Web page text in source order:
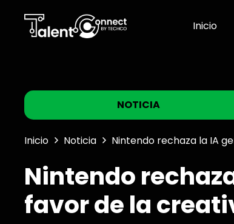
Inicio
NOTICIA
Inicio Noticia Nintendo rechaza la IA
Nintendo
favor de la